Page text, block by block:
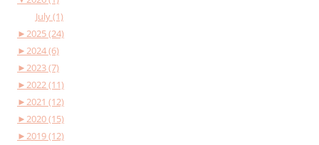
July (1)
►2025 (24)
►2024 (6)
►2023 (7)
►2022 (11)
►2021 (12)
►2020 (15)
►2019 (12)